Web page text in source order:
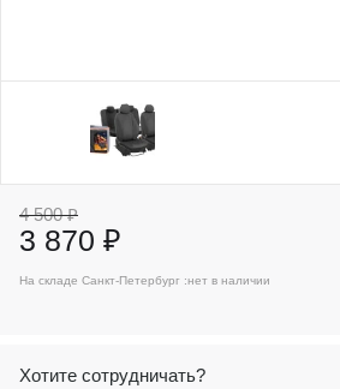
4 500 ₽
3 870 ₽
На складе Санкт-Петербург :нет в наличии
Хотите сотрудничать?